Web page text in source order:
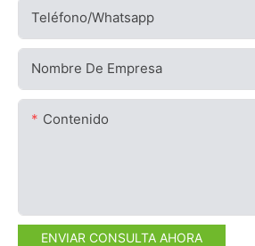
Teléfono/whatsapp
Nombre De Empresa
Contenido
ENVIAR CONSULTA AHORA